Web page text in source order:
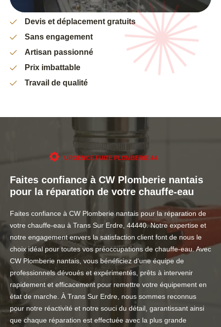
Devis et déplacement gratuits
Sans engagement
Artisan passionné
Prix imbattable
Travail de qualité
URGENCE FUITE PLOMBERIE 44
Faites confiance à CW Plomberie nantais
pour la réparation de votre chauffe-eau
Faites confiance à CW Plomberie nantais pour la réparation de
votre chauffe-eau à Trans Sur Erdre, 44440. Notre expertise et
notre engagement envers la satisfaction client font de nous le
choix idéal pour toutes vos préoccupations de chauffe-eau. Avec
CW Plomberie nantais, vous bénéficiez d'une équipe de
professionnels dévoués et expérimentés, prêts à intervenir
rapidement et efficacement pour remettre votre équipement en
état de marche. À Trans Sur Erdre, nous sommes reconnus
pour notre réactivité et notre souci du détail, garantissant ainsi
que chaque réparation est effectuée avec la plus grande